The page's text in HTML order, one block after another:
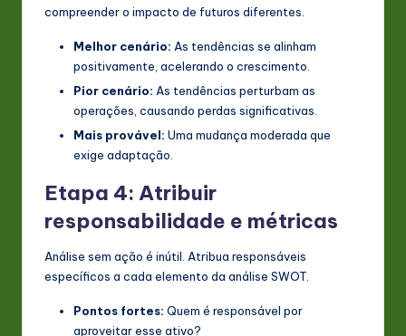
compreender o impacto de futuros diferentes.
Melhor cenário: As tendências se alinham
positivamente, acelerando o crescimento.
Pior cenário: As tendências perturbam as
operações, causando perdas significativas.
Mais provável: Uma mudança moderada que
exige adaptação.
Etapa 4: Atribuir
responsabilidade e métricas
Análise sem ação é inútil. Atribua responsáveis
específicos a cada elemento da análise SWOT.
Pontos fortes: Quem é responsável por
aproveitar esse ativo?